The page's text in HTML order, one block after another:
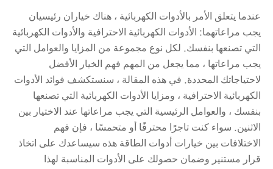
عندما يتعلق الأمر بالأدوات الكهربائية ، هناك خياران رئيسيان
يجب مراعاتهما: الأدوات الكهربائية الاحترافية والأدوات الكهربائية
التي تصنعها بنفسك. لكل نوع مجموعة من المزايا والعوامل التي
يجب مراعاتها ، مما يجعل من المهم فهم الخيار الأفضل
لاحتياجاتك المحددة. في هذه المقالة ، سنستكشف فوائد الأدوات
الكهربائية الاحترافية ، ومزايا الأدوات الكهربائية التي تصنعها
بنفسك ، والعوامل الرئيسية التي يجب مراعاتها عند الاختيار بين
الاثنين. سواء كنت تاجرًا محترفًا أو متحمسًا ، فإن فهم
الاختلافات بين خيارات أدوات الطاقة هذه سيساعدك على اتخاذ
قرار مستنير وضمان حصولك على الأدوات المناسبة لهذا